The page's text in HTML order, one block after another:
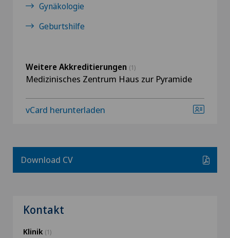
Gynäkologie
Geburtshilfe
Weitere Akkreditierungen (1)
Medizinisches Zentrum Haus zur Pyramide
vCard herunterladen
Download CV
Kontakt
Klinik (1)